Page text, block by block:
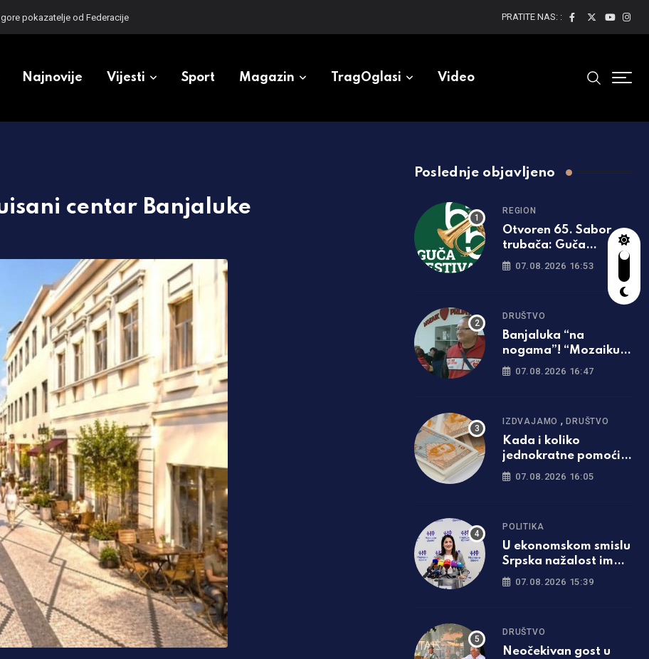
pokazatelje od Federacije PRATITE NAS: :
Najnovije Vijesti Sport Magazin TragOglasi Video
centar Banjaluke
Poslednje objavljeno
REGION
Otvoren 65. Sabor
trubača: Guča
ponovo zasvirala
07.08.2026 16:53
DRUŠTVO
Banjaluka “na
nogama”! “Mozaiku
prijateljstva”
gradnju javne kuhinje
07.08.2026 16:47
IZDVAJAMO ,DRUŠTVO
Kada i koliko
jednokratne pomoći
će dobiti penzioneri u
07.08.2026 16:05
POLITIKA
U ekonomskom smislu
Srpska nažalost ima
gore pokazatelje od
07.08.2026 15:39
DRUŠTVO
Neočekivan gost u